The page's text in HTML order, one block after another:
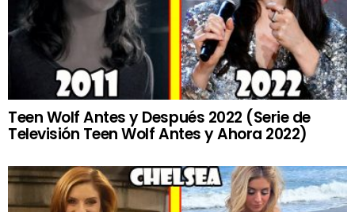
Teen Wolf Antes y Después 2022 (Serie de
Televisión Teen Wolf Antes y Ahora 2022)